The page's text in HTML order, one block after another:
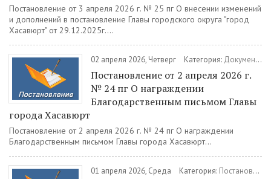
Постановление от 3 апреля 2026 г. № 25 пг О внесении изменений
и дополнений в постановление Главы городского округа "город
Хасавюрт" от 29.12.2025г....
02 апреля 2026, Четверг Категория: Документы
Постановление от 2 апреля 2026 г.
№ 24 пг О награждении
Благодарственным письмом Главы
города Хасавюрт
Постановление от 2 апреля 2026 г. № 24 пг О награждении
Благодарственным письмом Главы города Хасавюрт...
01 апреля 2026, Среда Категория: Постановления